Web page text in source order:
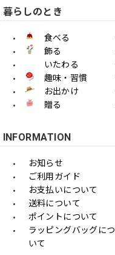
暮らしのとき
食べる
飾る
いたわる
趣味・習慣
お出かけ
贈る
INFORMATION
お知らせ
ご利用ガイド
お支払いについて
送料について
ポイントについて
ラッピングバッグにつ
いて